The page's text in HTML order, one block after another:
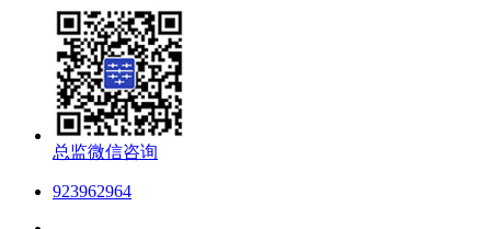
总监微信咨询
923962964